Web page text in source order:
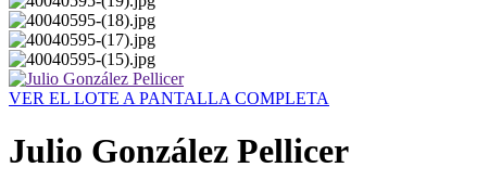
VER EL LOTE A PANTALLA COMPLETA
Julio González Pellicer